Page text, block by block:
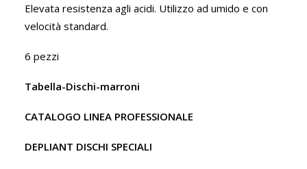
Elevata resistenza agli acidi. Utilizzo ad umido e con
velocità standard.
6 pezzi
Tabella-Dischi-marroni
CATALOGO LINEA PROFESSIONALE
DEPLIANT DISCHI SPECIALI